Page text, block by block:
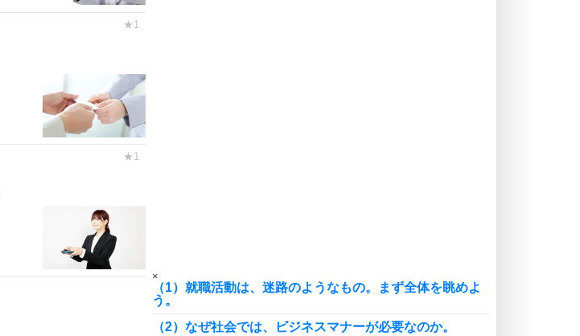
恋する人が知っておきたい30の大切なこと
×
（1）就職活動は、迷路のようなもの。まず全体を眺めよ
う。
（2）なぜ社会では、ビジネスマナーが必要なのか。